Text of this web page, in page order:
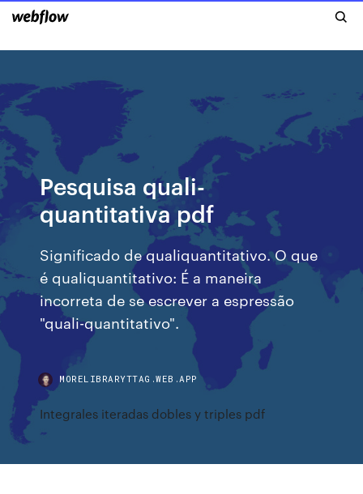
Pesquisa quali-
quantitativa pdf
Significado de qualiquantitativo. O que
é qualiquantitativo: É a maneira
incorreta de se escrever a espressão
"quali-quantitativo".
MORELIBRARYTTAG.WEB.APP
Integrales iteradas dobles y triples pdf